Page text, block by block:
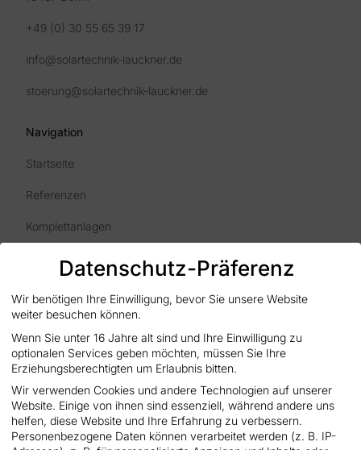
+49 (0) 30 55 65 39 17
info@solartechnik-lauckner.de
stoerung@solartechnik-lauckner.de
Navigation
Startseite
Referenzen
Komplettanlagen
Impressum
AGB
Produkte
PV-Anlage (Privathaushalt)
Carport
Datenschutz-Präferenz
Wir benötigen Ihre Einwilligung, bevor Sie unsere Website
weiter besuchen können.
Wenn Sie unter 16 Jahre alt sind und Ihre Einwilligung zu
optionalen Services geben möchten, müssen Sie Ihre
Erziehungsberechtigten um Erlaubnis bitten.
Wir verwenden Cookies und andere Technologien auf unserer
Website. Einige von ihnen sind essenziell, während andere uns
helfen, diese Website und Ihre Erfahrung zu verbessern.
Personenbezogene Daten können verarbeitet werden (z. B. IP-